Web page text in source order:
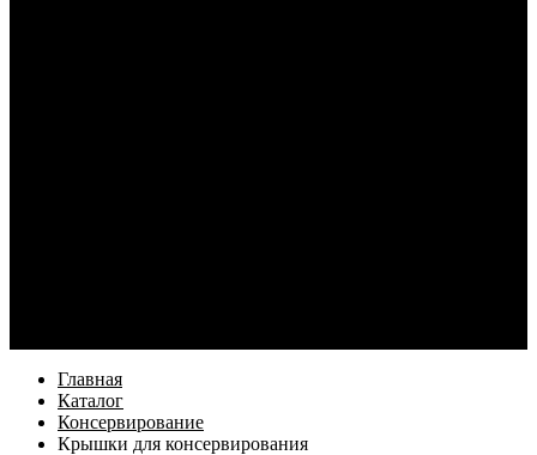
Главная
Каталог
Консервирование
Крышки для консервирования